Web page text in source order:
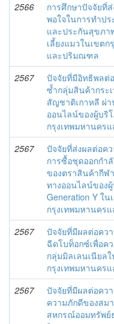
2566
การศึกษาปัจจัยที่
พอใจในการทำป
และประกันสุขภา
เลี้ยงแมวในเขตก
และปริมณฑล
2567
ปัจจัยที่มีอิทธิพลต่
ซ้ำกลุ่มสินค้ากระ
สัญชาติเกาหลี ผ่า
ออนไลน์ของผู้บริ
กรุงเทพมหานคร
2567
ปัจจัยที่ส่งผลต่อค
การซื้อชุดออกกำ
ของตราสินค้ากีฬ
ทางออนไลน์ของ
Generation Y ใน
กรุงเทพมหานคร
2567
ปัจจัยที่มีผลต่อคว
ฉีดโบท็อกซ์เพื่อค
กลุ่มมิลเลนเนียล
กรุงเทพมหานคร
2567
ปัจจัยที่มีผลต่อคว
ความภักดีของสม
สหกรณ์ออมทรัพย์